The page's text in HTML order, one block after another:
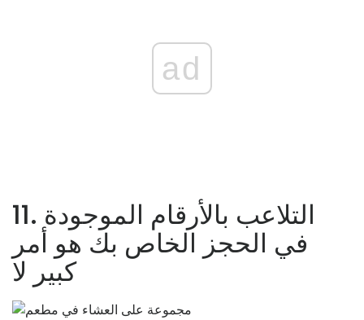
ad
11. التلاعب بالأرقام الموجودة
في الحجز الخاص بك هو أمر
كبير لا